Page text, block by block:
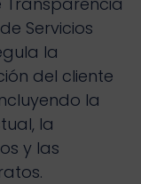
Servicios
la
del cliente
la
la
y las